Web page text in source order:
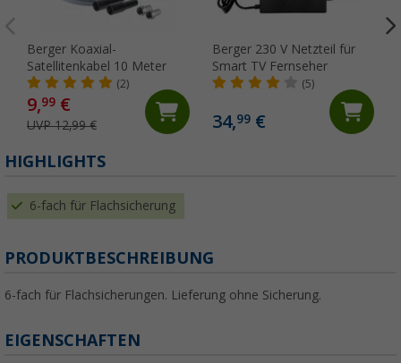
Berger Koaxial-
Satellitenkabel 10 Meter
(2)
9,99 €
UVP 12,99 €
Berger 230 V Netzteil für
Smart TV Fernseher
(5)
34,99€
HIGHLIGHTS
6-fach für Flachsicherung
PRODUKTBESCHREIBUNG
6-fach für Flachsicherungen. Lieferung ohne Sicherung.
EIGENSCHAFTEN